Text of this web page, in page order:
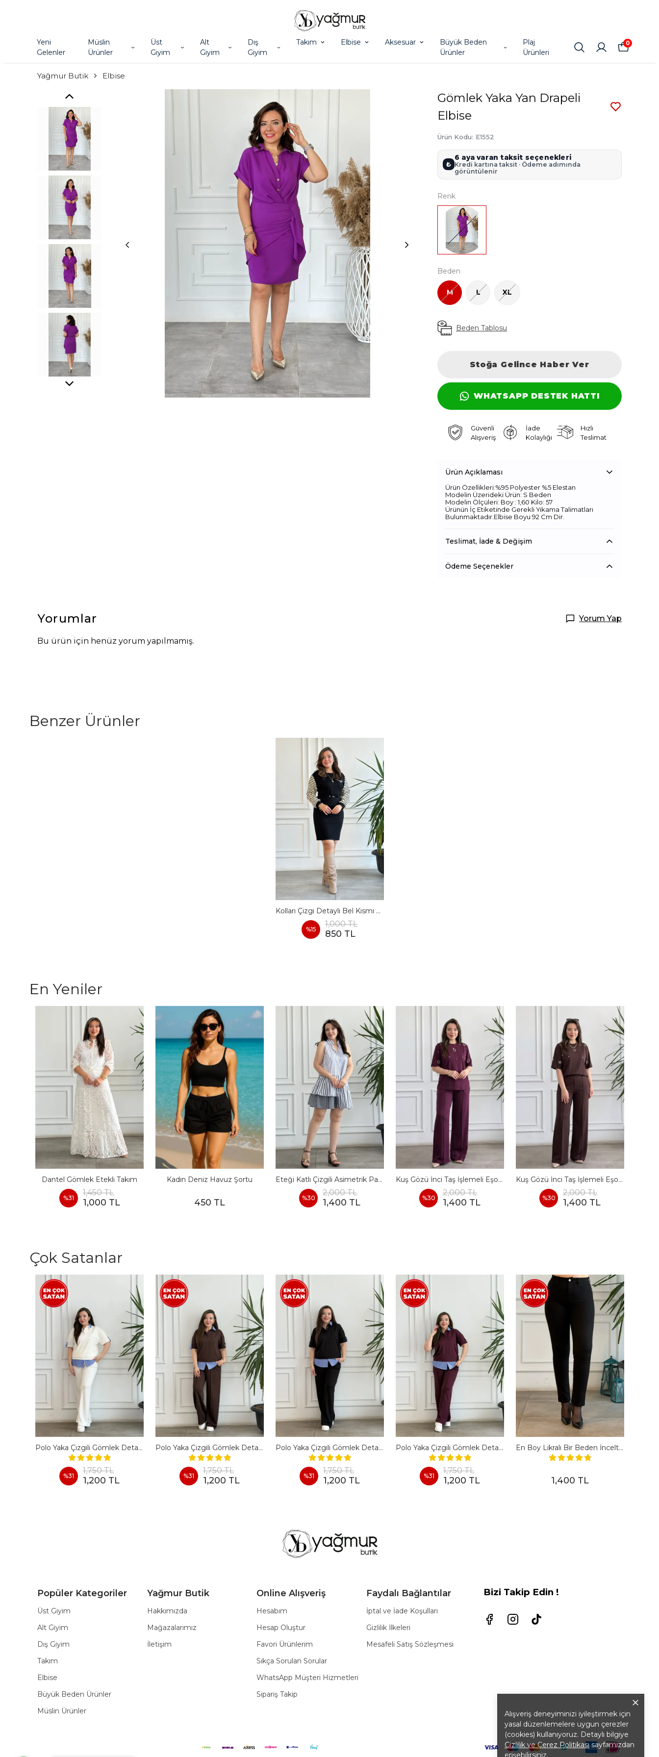
Yeni
Gelenler
Müslin
Ürünler
Üst
Giyim
Alt
Giyim
Dış
Giyim
Takım Elbise Aksesuar
Büyük Beden
Ürünler
Plaj
Ürünleri
0
Alışveriş deneyiminizi iyileştirmek için
yasal düzenlemelere uygun çerezler
(cookies) kullanıyoruz. Detaylı bilgiye
Gizlilik ve Çerez Politikasısayfamızdan
erişebilirsiniz.
Yağmur Butik Elbise
Gömlek Yaka Yan Drapeli
Elbise
Ürün Kodu: E1552
₺
6 aya varan taksit seçenekleri
Kredi kartına taksit · Ödeme adımında
görüntülenir
Renk
Beden
M L XL
Beden Tablosu
Stoğa Gelince Haber Ver
WHATSAPP DESTEK HATTI
Güvenli
Alışveriş
İade
Kolaylığı
Hızlı
Teslimat
Ürün Açıklaması
Ürün Özellikleri:%95 Polyester %5 Elestan
Modelin Üzerideki Ürün: S Beden
Modelin Ölçüleri: Boy : 1,60 Kilo: 57
Ürünün İç Etiketinde Gerekli Yıkama Talimatları
Bulunmaktadır.Elbise Boyu 92 Cm Dir.
Teslimat, İade & Değişim
Ödeme Seçenekler
Yorumlar Yorum Yap
Bu ürün için henüz yorum yapılmamış.
Benzer Ürünler
Kolları Çizgi Detaylı Bel Kısmı Büzmeli Elbise
%15
1,000 TL
850 TL
En Yeniler
Dantel Gömlek Etekli Takım
%31
1,450 TL
1,000 TL
Kadın Deniz Havuz Şortu
450 TL
Eteği Katlı Çizgili Asimetrik Pamuk Elbise
%30
2,000 TL
1,400 TL
Kuş Gözü İnci Taş İşlemeli Eşofman Takımı - BORDO
%30
2,000 TL
1,400 TL
Kuş Gözü İnci Taş İşlemeli Eşofman Takımı - KAHVERENGI
%30
2,000 TL
1,400 TL
Çok Satanlar
Polo Yaka Çizgili Gömlek Detaylı Kısa Kollu Takım - BEYAZ
%31
1,750 TL
1,200 TL
Polo Yaka Çizgili Gömlek Detaylı Kısa Kollu Takım - KAHVERENGI
%31
1,750 TL
1,200 TL
Polo Yaka Çizgili Gömlek Detaylı Kısa Kollu Takım - SIYAH
%31
1,750 TL
1,200 TL
Polo Yaka Çizgili Gömlek Detaylı Kısa Kollu Takım - BORDO
%31
1,750 TL
1,200 TL
En Boy Likralı Bir Beden İncelten Pantolon - SIYAH
1,400 TL
Popüler Kategoriler
Üst Giyim
Alt Giyim
Dış Giyim
Takım
Elbise
Büyük Beden Ürünler
Müslin Ürünler
Yağmur Butik
Hakkımızda
Mağazalarımız
İletişim
Online Alışveriş
Hesabım
Hesap Oluştur
Favori Ürünlerim
Sıkça Sorulan Sorular
WhatsApp Müşteri Hizmetleri
Sipariş Takip
Faydalı Bağlantılar
İptal ve İade Koşulları
Gizlilik İlkeleri
Mesafeli Satış Sözleşmesi
Bizi Takip Edin !